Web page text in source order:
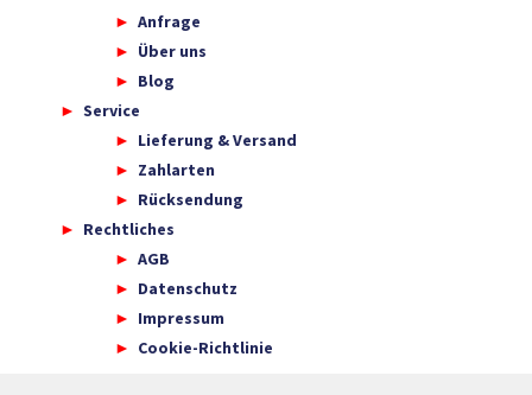
Anfrage
Über uns
Blog
Service
Lieferung & Versand
Zahlarten
Rücksendung
Rechtliches
AGB
Datenschutz
Impressum
Cookie-Richtlinie